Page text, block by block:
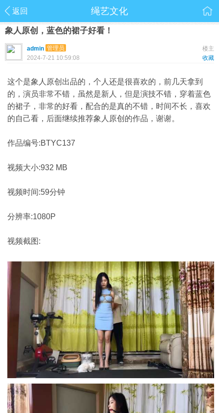
返回 绳艺文化
象人原创，蓝色的裙子好看！
楼主
admin 管理员
收藏
2024-7-21 10:59:08
这个是象人原创出品的，个人还是很喜欢的，前几天拿到
的，演员非常不错，虽然是新人，但是演技不错，穿着蓝色
的裙子，非常的好看，配合的是真的不错，时间不长，喜欢
的自己看，后面继续推荐象人原创的作品，谢谢。
作品编号:BTYC137
视频大小:932 MB
视频时间:59分钟
分辨率:1080P
视频截图: